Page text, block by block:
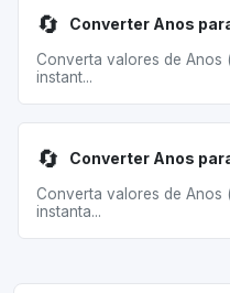
🔄 Converter Anos
Converta valores de Anos
instant...
🔄 Converter Anos
Converta valores de Anos
instanta...